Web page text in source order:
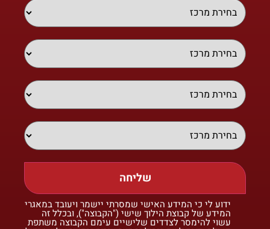
שליחה
ידוע לי כי המידע האישי שמסרתי יישמר ויעובד במאגרי
המידע של קבוצת הילוך שישי ("הקבוצה"), ובכלל זה
עשוי להימסר לצדדים שלישיים עימם הקבוצה משתפת